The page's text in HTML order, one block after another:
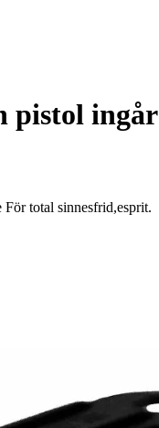
pistol ingår
total sinnesfrid,esprit.